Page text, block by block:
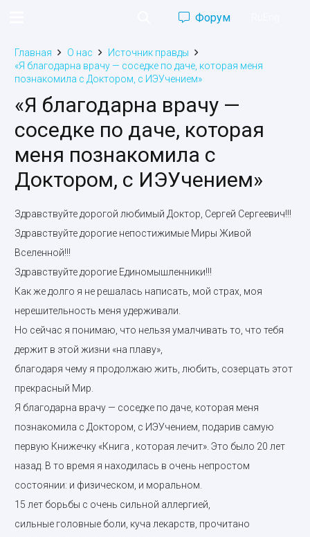
Форум
Главная О нас
Источник правды
«Я благодарна врачу — соседке по даче, которая меня
познакомила с Доктором, с ИЭУчением»
«Я благодарна врачу —
соседке по даче, которая
меня познакомила с
Доктором, с ИЭУчением»
Здравствуйте дорогой любимый Доктор, Сергей Сергеевич!!!
Здравствуйте дорогие непостижимые Миры Живой
Вселенной!!!
Здравствуйте дорогие Единомышленники!!!
Как же долго я не решалась написать, мой страх, моя
нерешительность меня удерживали.
Но сейчас я понимаю, что нельзя умалчивать то, что тебя
держит в этой жизни «на плаву»,
благодаря чему я продолжаю жить, любить, созерцать этот
прекрасный Мир.
Я благодарна врачу — соседке по даче, которая меня
познакомила с Доктором, с ИЭУчением, подарив самую
первую Книжечку «Книга , которая лечит». Это было 20 лет
назад. В то время я находилась в очень непростом
состоянии: и физическом, и моральном.
15 лет борьбы с очень сильной аллергией,
сильные головные боли, куча лекарств, прочитано